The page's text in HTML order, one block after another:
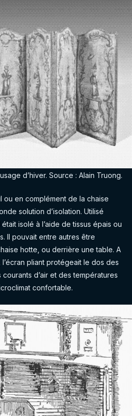
d’hiver. Source : Alain Truong.
ou en complément de la chaise
solution d’isolation. Utilisé
isolé à l’aide de tissus épais ou
Il pouvait entre autres être
hotte, ou derrière une table. A
l’écran pliant protégeait le dos des
d’air et des températures
confortable.